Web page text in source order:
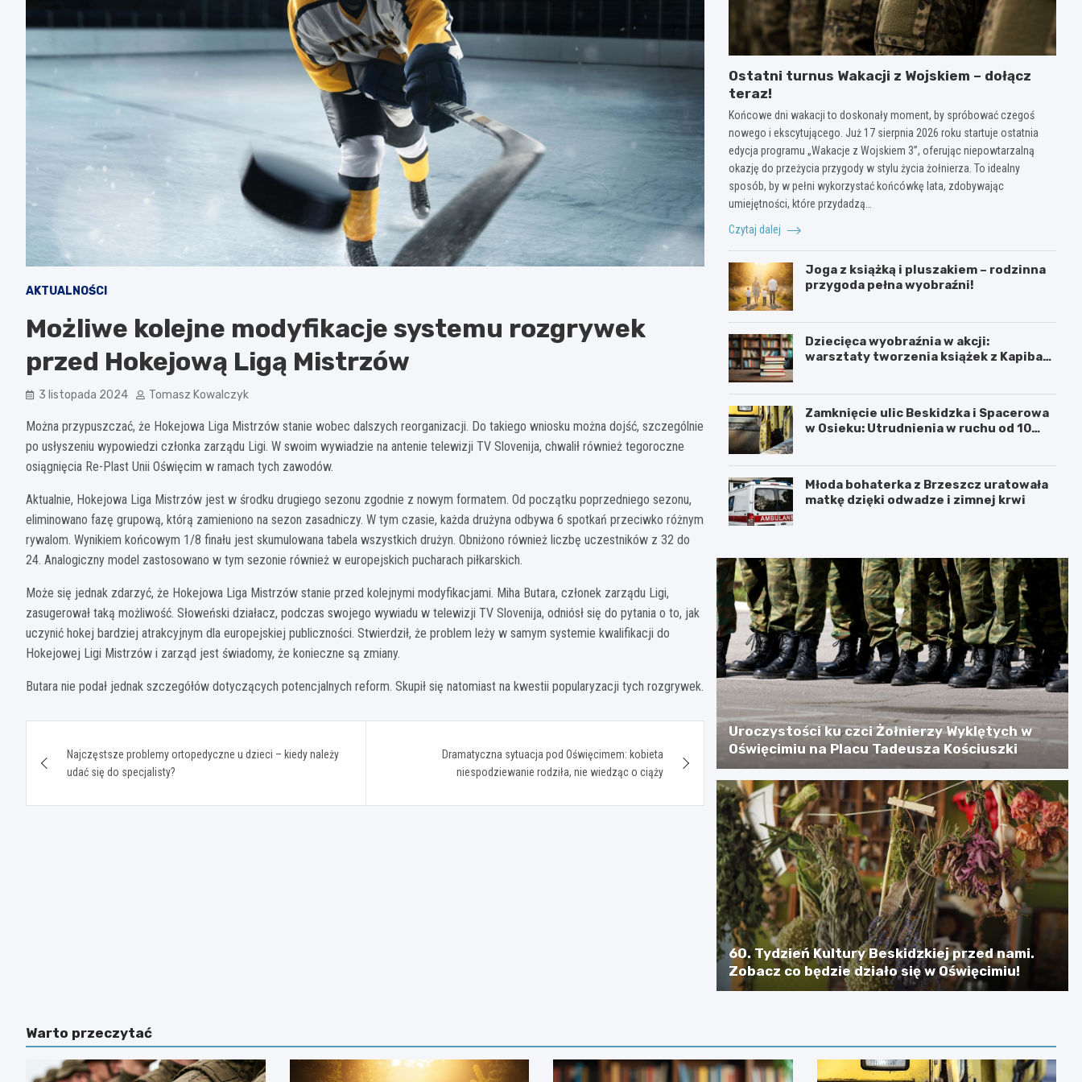
AKTUALNOŚCI
Możliwe kolejne modyfikacje systemu rozgrywek
przed Hokejową Ligą Mistrzów
3 listopada 2024 Tomasz Kowalczyk
Można przypuszczać, że Hokejowa Liga Mistrzów stanie wobec dalszych reorganizacji. Do takiego wniosku można dojść, szczególnie
po usłyszeniu wypowiedzi członka zarządu Ligi. W swoim wywiadzie na antenie telewizji TV Slovenija, chwalił również tegoroczne
osiągnięcia Re-Plast Unii Oświęcim w ramach tych zawodów.
Aktualnie, Hokejowa Liga Mistrzów jest w środku drugiego sezonu zgodnie z nowym formatem. Od początku poprzedniego sezonu,
eliminowano fazę grupową, którą zamieniono na sezon zasadniczy. W tym czasie, każda drużyna odbywa 6 spotkań przeciwko różnym
rywalom. Wynikiem końcowym 1/8 finału jest skumulowana tabela wszystkich drużyn. Obniżono również liczbę uczestników z 32 do
24. Analogiczny model zastosowano w tym sezonie również w europejskich pucharach piłkarskich.
Może się jednak zdarzyć, że Hokejowa Liga Mistrzów stanie przed kolejnymi modyfikacjami. Miha Butara, członek zarządu Ligi,
zasugerował taką możliwość. Słoweński działacz, podczas swojego wywiadu w telewizji TV Slovenija, odniósł się do pytania o to, jak
uczynić hokej bardziej atrakcyjnym dla europejskiej publiczności. Stwierdził, że problem leży w samym systemie kwalifikacji do
Hokejowej Ligi Mistrzów i zarząd jest świadomy, że konieczne są zmiany.
Butara nie podał jednak szczegółów dotyczących potencjalnych reform. Skupił się natomiast na kwestii popularyzacji tych rozgrywek.
wpisuNajczęstsze problemy ortopedyczne u dzieci – kiedy należy
udać się do specjalisty?
Dramatyczna sytuacja pod Oświęcimem: kobieta
niespodziewanie rodziła, nie wiedząc o ciąży
Ostatni turnus Wakacji z Wojskiem – dołącz
teraz!
Końcowe dni wakacji to doskonały moment, by spróbować czegoś
nowego i ekscytującego. Już 17 sierpnia 2026 roku startuje ostatnia
edycja programu „Wakacje z Wojskiem 3”, oferując niepowtarzalną
okazję do przeżycia przygody w stylu życia żołnierza. To idealny
sposób, by w pełni wykorzystać końcówkę lata, zdobywając
umiejętności, które przydadzą…
Czytaj dalej
Joga z książką i pluszakiem – rodzinna
przygoda pełna wyobraźni!
Dziecięca wyobraźnia w akcji:
warsztaty tworzenia książek z Kapibarą
Zamknięcie ulic Beskidzka i Spacerowa
w Osieku: Utrudnienia w ruchu od 10
Młoda bohaterka z Brzeszcz uratowała
matkę dzięki odwadze i zimnej krwi
Uroczystości ku czci Żołnierzy Wyklętych w
Oświęcimiu na Placu Tadeusza Kościuszki
60. Tydzień Kultury Beskidzkiej przed nami.
Zobacz co będzie działo się w Oświęcimiu!
Warto przeczytać